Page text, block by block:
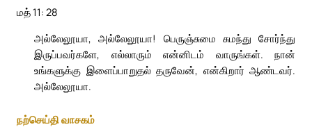
மத் 11: 28
அல்லேலூயா, அல்லேலூயா! பெருஞ்சுமை சுமந்து சோர்ந்து
இருப்பவர்களே, எல்லாரும் என்னிடம் வாருங்கள். நான்
உங்களுக்கு இளைப்பாறுதல் தருவேன், என்கிறார் ஆண்டவர்.
அல்லேலூயா.
நற்செய்தி வாசகம்